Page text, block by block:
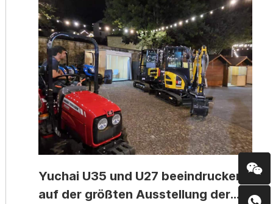
Yuchai U35 und U27 beeindrucken
auf der größten Ausstellung der